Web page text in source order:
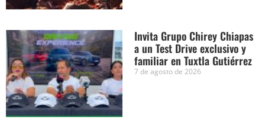
Invita Grupo Chirey Chiapas
a un Test Drive exclusivo y
familiar en Tuxtla Gutiérrez
7 de agosto de 2026